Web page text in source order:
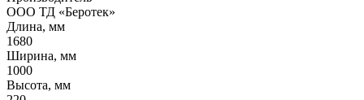
ООО ТД «Беротек»
Длина, мм
1680
Ширина, мм
1000
Высота, мм